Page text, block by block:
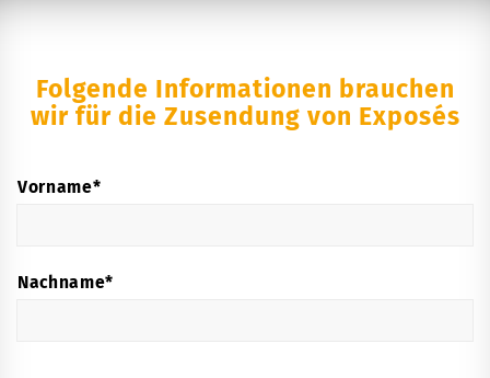
Folgende Informationen brauchen
wir für die Zusendung von Exposés
Vorname*
Nachname*